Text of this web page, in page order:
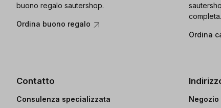
buono regalo sautershop.
Ordina buono regalo
completa.
Ordina
Contatto
Consulenza specializzata Negozio